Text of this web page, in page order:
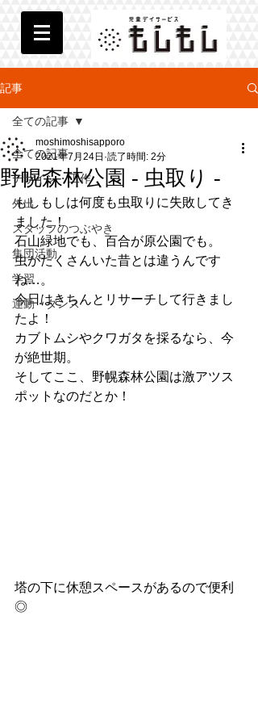
記事
全ての記事
デザイン・工作
外出
スタッフのつぶやき
集団活動
学習
運動・ダンス
全ての記事
野幌森林公園 - 虫取り -
moshimoshisapporo
2021年7月24日 読了時間: 2分
もしもしは何度も虫取りに失敗してき
ました！
石山緑地でも、百合が原公園でも。
虫がたくさんいた昔とは違うんです
ね…。
今日はきちんとリサーチして行きまし
たよ！
カブトムシやクワガタを採るなら、今
が絶世期。
そしてここ、野幌森林公園は激アツス
ポットなのだとか！
塔の下に休憩スペースがあるので便利
◎